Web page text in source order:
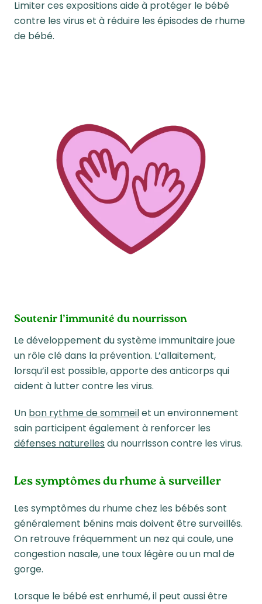
Limiter ces expositions aide à protéger le bébé
contre les virus et à réduire les épisodes de rhume
de bébé.
Soutenir l’immunité du nourrisson
Le développement du système immunitaire joue
un rôle clé dans la prévention. L’allaitement,
lorsqu’il est possible, apporte des anticorps qui
aident à lutter contre les virus.
Un bon rythme de sommeilet un environnement
sain participent également à renforcer les
défenses naturelles du nourrisson contre les virus.
Les symptômes du rhume à surveiller
Les symptômes du rhume chez les bébés sont
généralement bénins mais doivent être surveillés.
On retrouve fréquemment un nez qui coule, une
congestion nasale, une toux légère ou un mal de
gorge.
Lorsque le bébé est enrhumé, il peut aussi être